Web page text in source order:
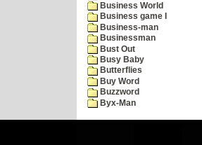
Business World
Business game I
Business-man
Businessman
Bust Out
Busy Baby
Butterflies
Buy Word
Buzzword
Byx-Man